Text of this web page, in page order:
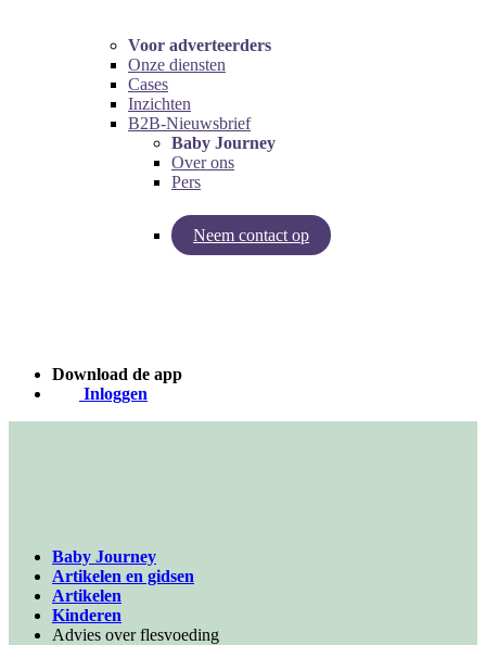
Voor adverteerders
Onze diensten
Cases
Inzichten
B2B-Nieuwsbrief
Baby Journey
Over ons
Pers
Neem contact op
Inzichten van Baby Journey
Download de app
Inloggen
Baby Journey
Artikelen en gidsen
Artikelen
Kinderen
Advies over flesvoeding